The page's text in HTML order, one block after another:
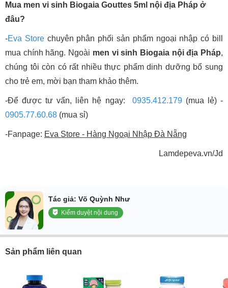
Mua men vi sinh Biogaia Gouttes 5ml nội địa Pháp ở
đâu?
-Eva Storechuyên phân phối sản phẩm ngoại nhập có bill
mua chính hãng. Ngoài men vi sinh Biogaia nội địa Pháp,
chúng tôi còn có rất nhiều thực phẩm dinh dưỡng bổ sung
cho trẻ em, mời bạn tham khảo thêm.
-Để được tư vấn, liên hệ ngay: 0935.412.179(mua lẻ) -
0905.77.60.68 (mua sỉ)
-Fanpage: Eva Store - Hàng Ngoại Nhập Đà Nẵng
Lamdepeva.vn/Jd
Tác giả: Võ Quỳnh Như
Kiểm duyệt nội dung
Sản phẩm liên quan